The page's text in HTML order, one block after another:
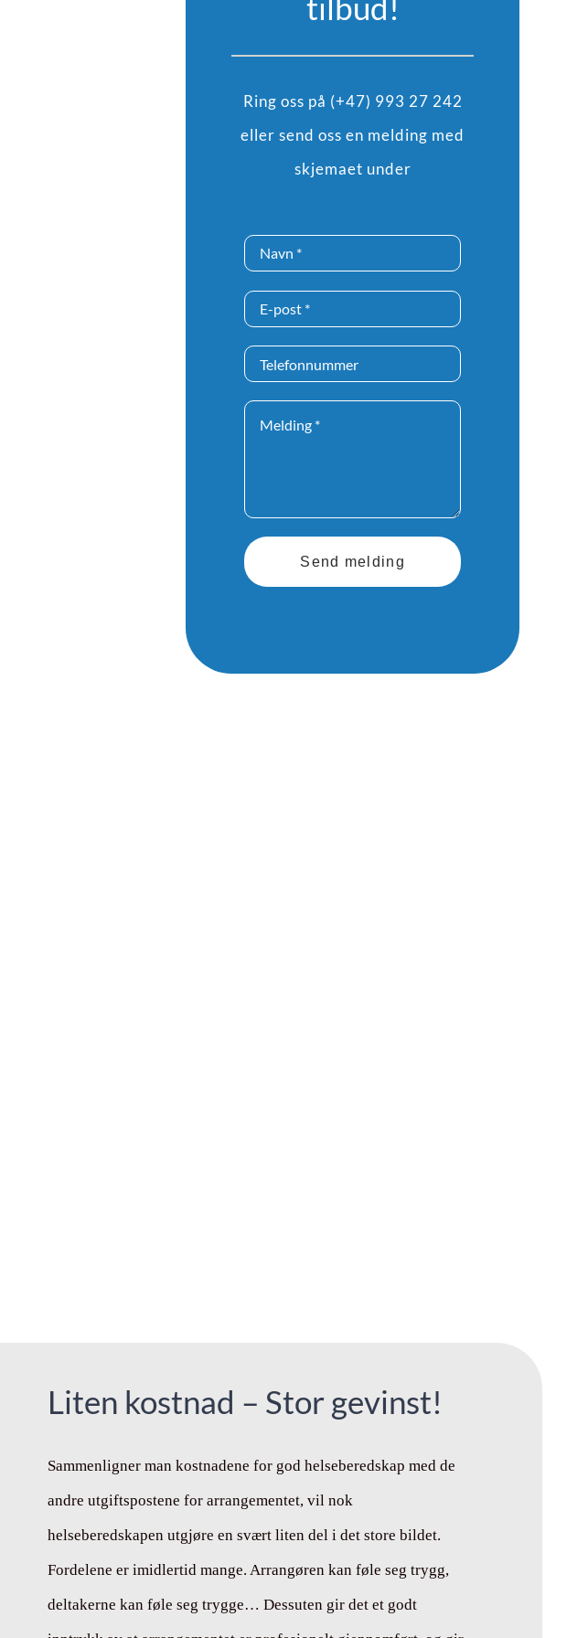
Ring oss på (+47) 993 27 242
eller send oss en melding med
skjemaet under
Send melding
Liten kostnad – Stor gevinst!
Sammenligner man kostnadene for god helseberedskap med de
andre utgiftspostene for arrangementet, vil nok
helseberedskapen utgjøre en svært liten del i det store bildet.
Fordelene er imidlertid mange. Arrangøren kan føle seg trygg,
deltakerne kan føle seg trygge… Dessuten gir det et godt